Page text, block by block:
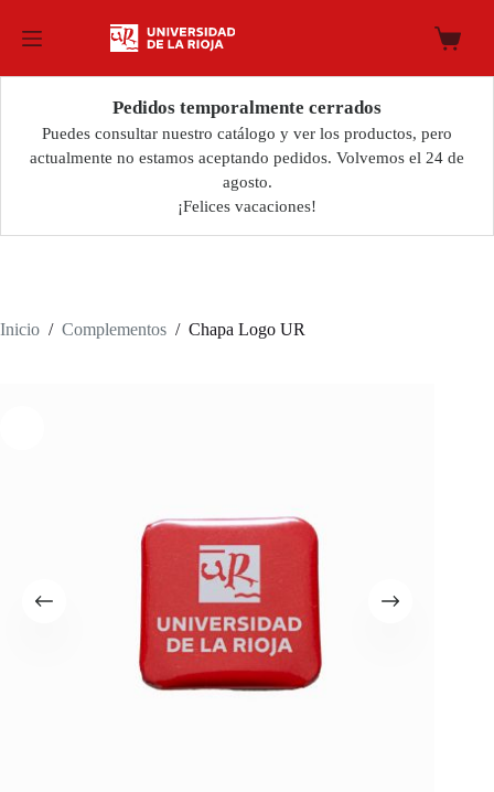
contenido
Carro
Pedidos temporalmente cerrados
Puedes consultar nuestro catálogo y ver los productos, pero
actualmente no estamos aceptando pedidos. Volvemos el 24 de
agosto.
¡Felices vacaciones!
Inicio / Complementos / Chapa Logo UR